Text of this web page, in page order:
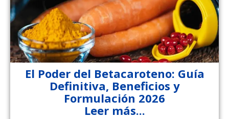
El Poder del Betacaroteno: Guía
Definitiva, Beneficios y
Formulación 2026
Leer más...